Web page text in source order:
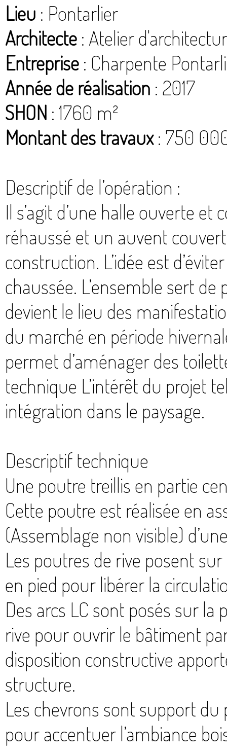
Lieu : Pontarlier
Architecte : Atelier
Entreprise : Charpente
Année de réalisation : 2017
SHON : 1760 m²
Montant des travaux: 750
Descriptif de l’opération :
Il s’agit d’une halle ouverte
réhaussé et un auvent
construction. L’idée est
chaussée. L’ensemble sert
devient le lieu des
du marché en période
permet d’aménager des
technique L’intérêt du projet
intégration dans le paysage.
Descriptif technique
Une poutre treillis en partie
Cette poutre est réalisée en
(Assemblage non visible)
Les poutres de rive posent
en pied pour libérer la
Des arcs LC sont posés sur
rive pour ouvrir le bâtiment
disposition constructive
structure.
Les chevrons sont support
pour accentuer l’ambiance